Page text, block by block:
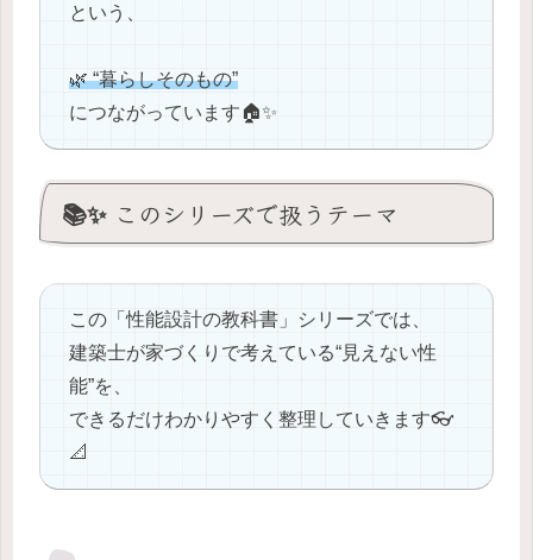
という、
🌿 “暮らしそのもの”
につながっています🏠✨
📚✨ このシリーズで扱うテーマ
この「性能設計の教科書」シリーズでは、
建築士が家づくりで考えている“見えない性
能”を、
できるだけわかりやすく整理していきます👓
📐